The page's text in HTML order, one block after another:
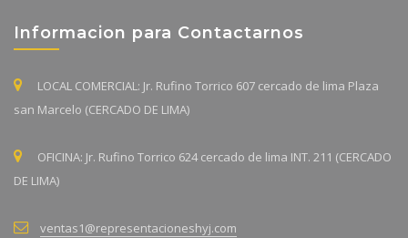
Informacion para Contactarnos
LOCAL COMERCIAL: Jr. Rufino Torrico 607 cercado de lima Plaza
san Marcelo (CERCADO DE LIMA)
OFICINA: Jr. Rufino Torrico 624 cercado de lima INT. 211 (CERCADO
DE LIMA)
ventas1@representacioneshyj.com